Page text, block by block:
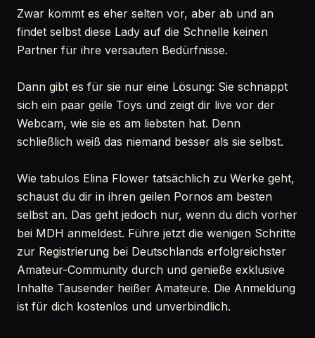
Zwar kommt es eher selten vor, aber ab und an
findet selbst diese Lady auf die Schnelle keinen
Partner für ihre versauten Bedürfnisse.
Dann gibt es für sie nur eine Lösung: Sie schnappt
sich ein paar geile Toys und zeigt dir live vor der
Webcam, wie sie es am liebsten hat. Denn
schließlich weiß das niemand besser als sie selbst.
Wie tabulos Elina Flower tatsächlich zu Werke geht,
schaust du dir in ihren geilen Pornos am besten
selbst an. Das geht jedoch nur, wenn du dich vorher
bei MDH anmeldest. Führe jetzt die wenigen Schritte
zur Registrierung bei Deutschlands erfolgreichster
Amateur-Community durch und genieße exklusive
Inhalte Tausender heißer Amateure. Die Anmeldung
ist für dich kostenlos und unverbindlich.